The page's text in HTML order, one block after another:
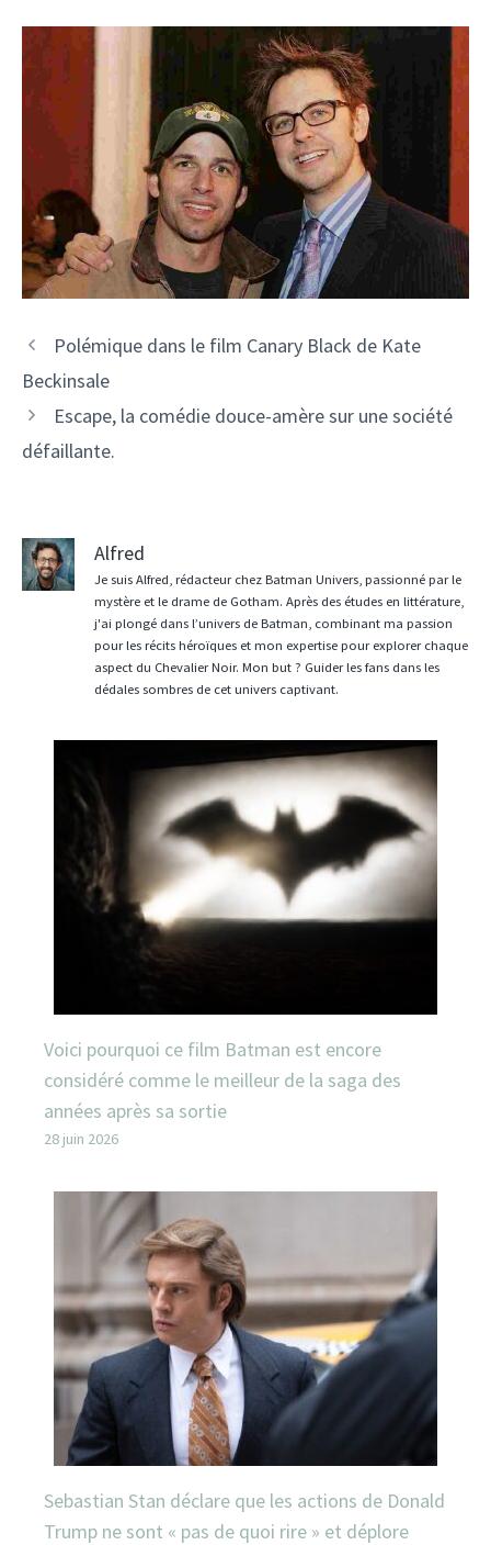
Polémique dans le film Canary Black de Kate
Beckinsale
Escape, la comédie douce-amère sur une société
défaillante.
Alfred
Je suis Alfred, rédacteur chez Batman Univers, passionné par le
mystère et le drame de Gotham. Après des études en littérature,
j'ai plongé dans l’univers de Batman, combinant ma passion
pour les récits héroïques et mon expertise pour explorer chaque
aspect du Chevalier Noir. Mon but ? Guider les fans dans les
dédales sombres de cet univers captivant.
Voici pourquoi ce film Batman est encore
considéré comme le meilleur de la saga des
années après sa sortie
28 juin 2026
Sebastian Stan déclare que les actions de Donald
Trump ne sont « pas de quoi rire » et déplore